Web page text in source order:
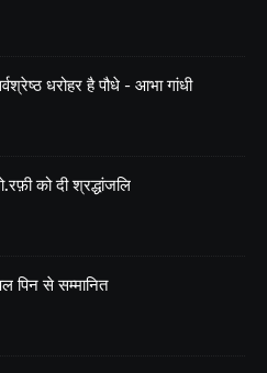
धरोहर है पौधे - आभा गांधी
को दी श्रद्धांजलि
पिन से सम्मानित